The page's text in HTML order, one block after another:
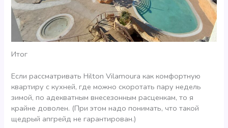
Итог
Если рассматривать Hilton Vilamoura как комфортную
квартиру с кухней, где можно скоротать пару недель
зимой, по адекватным внесезонным расценкам, то я
крайне доволен. (При этом надо понимать, что такой
щедрый апгрейд не гарантирован.)